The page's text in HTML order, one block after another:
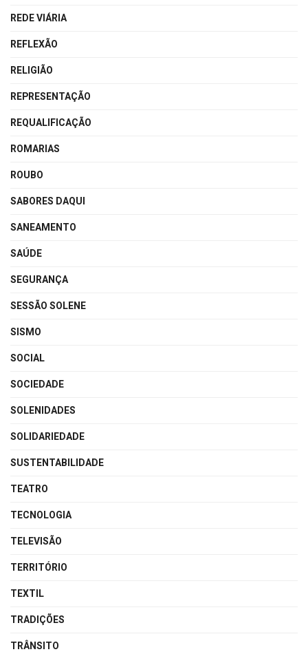
REDE VIÁRIA
REFLEXÃO
RELIGIÃO
REPRESENTAÇÃO
REQUALIFICAÇÃO
ROMARIAS
ROUBO
SABORES DAQUI
SANEAMENTO
SAÚDE
SEGURANÇA
SESSÃO SOLENE
SISMO
SOCIAL
SOCIEDADE
SOLENIDADES
SOLIDARIEDADE
SUSTENTABILIDADE
TEATRO
TECNOLOGIA
TELEVISÃO
TERRITÓRIO
TEXTIL
TRADIÇÕES
TRÂNSITO